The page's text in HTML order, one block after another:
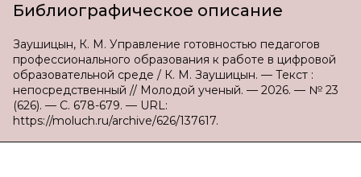
Библиографическое описание
Заушицын, К. М. Управление готовностью педагогов
профессионального образования к работе в цифровой
образовательной среде / К. М. Заушицын. — Текст :
непосредственный // Молодой ученый. — 2026. — № 23
(626). — С. 678-679. — URL:
https://moluch.ru/archive/626/137617.